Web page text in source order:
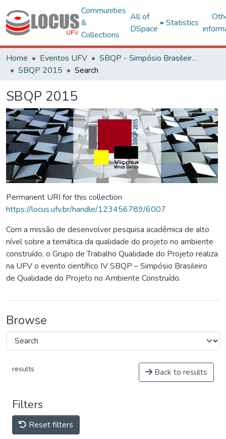
Communities
&
Collections
All of
DSpace
Statistics
Home Eventos UFV
SBQP - Simpósio Brasileiro de Qualidade do Projeto no Ambiente Construído
SBQP 2015
Search
SBQP 2015
Permanent URI for this collection
https://locus.ufv.br/handle/123456789/6007
Com a missão de desenvolver pesquisa acadêmica de alto
nível sobre a temática da qualidade do projeto no ambiente
construído, o Grupo de Trabalho Qualidade do Projeto realiza
na UFV o evento científico IV SBQP – Simpósio Brasileiro
de Qualidade do Projeto no Ambiente Construído.
Browse
results Back to results
Filters
Reset filters